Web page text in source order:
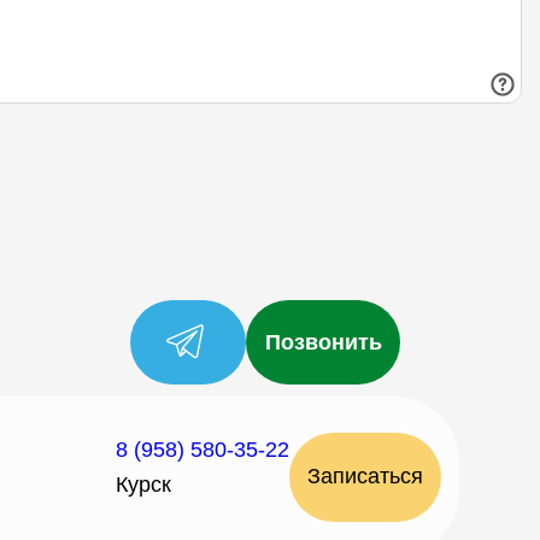
Позвонить
8 (958) 580-35-22
Курск
Записаться